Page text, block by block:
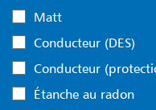
Matt
Conducteur (DES)
Conducteur
Étanche au radon